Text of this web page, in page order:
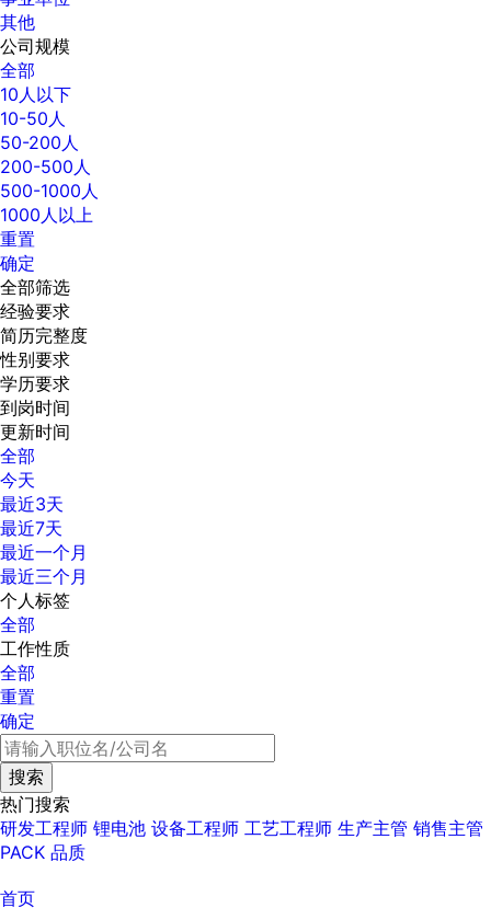
其他
公司规模
全部
10人以下
10-50人
50-200人
200-500人
500-1000人
1000人以上
重置
确定
全部筛选
经验要求
简历完整度
性别要求
学历要求
到岗时间
更新时间
全部
今天
最近3天
最近7天
最近一个月
最近三个月
个人标签
全部
工作性质
全部
重置
确定
热门搜索
研发工程师 锂电池 设备工程师 工艺工程师 生产主管 销售主管
PACK 品质
首页